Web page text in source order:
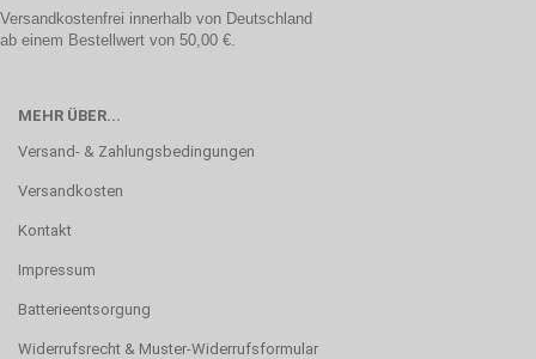
Versandkostenfrei innerhalb von Deutschland
ab einem Bestellwert von 50,00 €.
MEHR ÜBER...
Versand- & Zahlungsbedingungen
Versandkosten
Kontakt
Impressum
Batterieentsorgung
Widerrufsrecht & Muster-Widerrufsformular